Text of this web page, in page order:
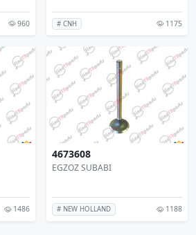
960 # CNH 1175
1486
4673608
EGZOZ SUBABI
# NEW HOLLAND 1188